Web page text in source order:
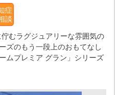
症
談
むラグジュアリーな雰囲気の
ズのもう一段上のおもてなし
ムプレミア グラン」シリーズ